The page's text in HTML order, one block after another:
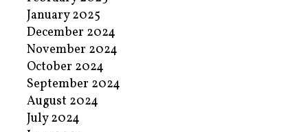
January 2025
December 2024
November 2024
October 2024
September 2024
August 2024
July 2024